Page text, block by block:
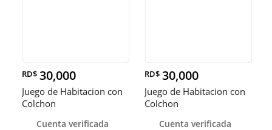
RD$ 30,000
Juego de Habitacion con
Colchon
Cuenta verificada
RD$ 30,000
Juego de Habitacion con
Colchon
Cuenta verificada